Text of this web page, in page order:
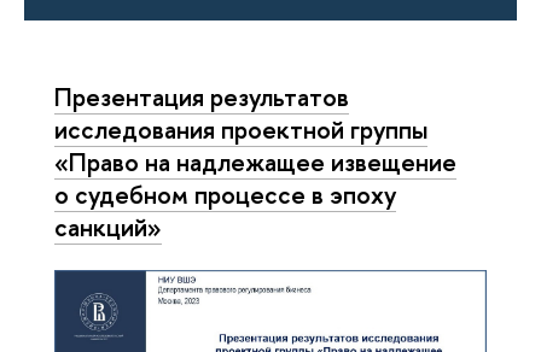
Презентация результатов
исследования проектной группы
«Право на надлежащее извещение
о судебном процессе в эпоху
санкций»